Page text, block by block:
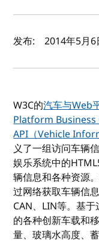
作者及发布
发布: 2014年5月6
W3C的汽车与Web
Platform
API（Vehicle
义了一组访问车辆
娱乐系统中的
辆信息和各种资源
过网络获取车辆信
CAN、LIN等。基
的各种创新车载和
量、玻璃水高度、